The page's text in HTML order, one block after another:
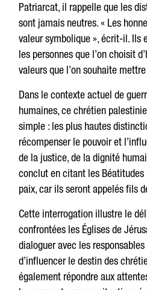
Patriarcat, il rappelle que les
sont jamais neutres. « Les
valeur symbolique », écrit-il. Ils
les personnes que l’on choisit
valeurs que l’on souhaite
Dans le contexte actuel de
humaines, ce chrétien
simple : les plus hautes
récompenser le pouvoir et
de la justice, de la dignité
conclut en citant les Béatitudes
paix, car ils seront appelés fils
Cette interrogation illustre le
confrontées les Églises de
dialoguer avec les
d’influencer le destin des
également répondre aux